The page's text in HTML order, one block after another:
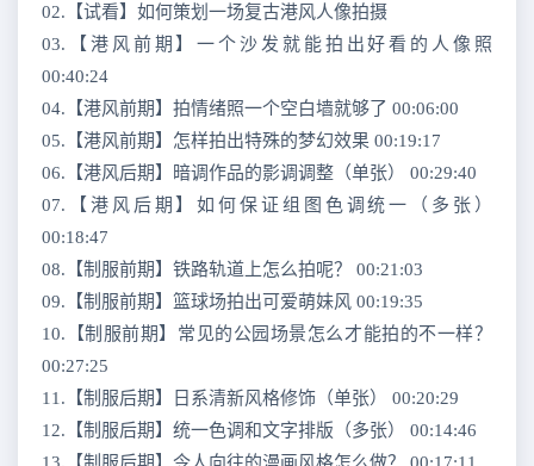
02.【试看】如何策划一场复古港风人像拍摄
03.【港风前期】一个沙发就能拍出好看的人像照
00:40:24
04.【港风前期】拍情绪照一个空白墙就够了 00:06:00
05.【港风前期】怎样拍出特殊的梦幻效果 00:19:17
06.【港风后期】暗调作品的影调调整（单张） 00:29:40
07.【港风后期】如何保证组图色调统一（多张）
00:18:47
08.【制服前期】铁路轨道上怎么拍呢？ 00:21:03
09.【制服前期】篮球场拍出可爱萌妹风 00:19:35
10.【制服前期】常见的公园场景怎么才能拍的不一样？
00:27:25
11.【制服后期】日系清新风格修饰（单张） 00:20:29
12.【制服后期】统一色调和文字排版（多张） 00:14:46
13.【制服后期】令人向往的漫画风格怎么做？ 00:17:11